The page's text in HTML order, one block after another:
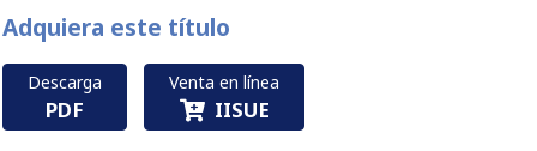
Adquiera este título
Descarga
PDF
Venta en línea
IISUE